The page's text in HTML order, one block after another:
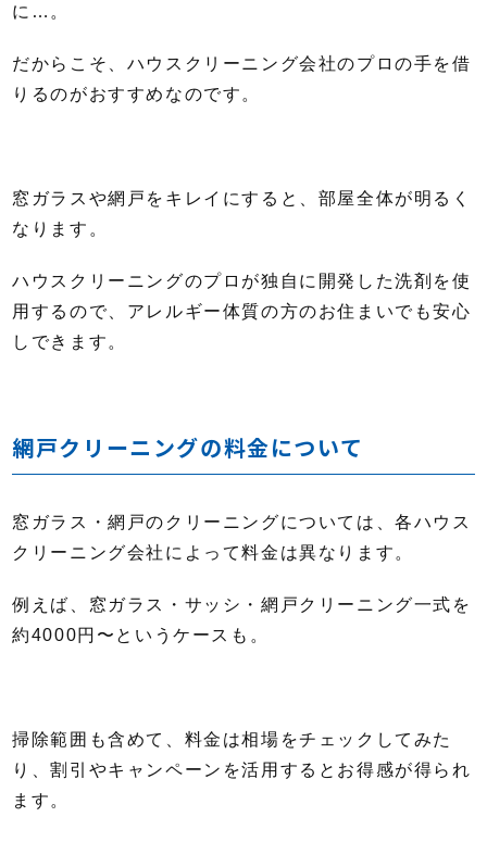
に…。
だからこそ、ハウスクリーニング会社のプロの手を借
りるのがおすすめなのです。
窓ガラスや網戸をキレイにすると、部屋全体が明るく
なります。
ハウスクリーニングのプロが独自に開発した洗剤を使
用するので、アレルギー体質の方のお住まいでも安心
しできます。
網戸クリーニングの料金について
窓ガラス・網戸のクリーニングについては、各ハウス
クリーニング会社によって料金は異なります。
例えば、窓ガラス・サッシ・網戸クリーニング一式を
約4000円〜というケースも。
掃除範囲も含めて、料金は相場をチェックしてみた
り、割引やキャンペーンを活用するとお得感が得られ
ます。